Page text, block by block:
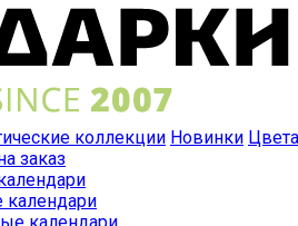
коллекции Новинки Цвета
заказ
календари